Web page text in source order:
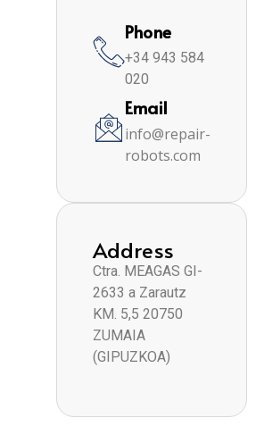
Phone
+34 943 584
020
Email
info@repair-
robots.com
Address
Ctra. MEAGAS GI-
2633 a Zarautz
KM. 5,5 20750
ZUMAIA
(GIPUZKOA)